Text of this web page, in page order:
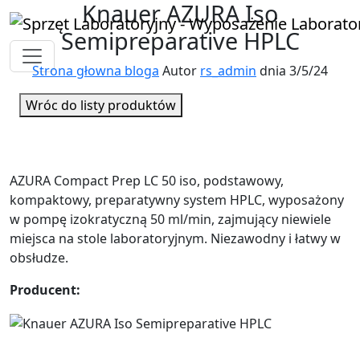
Knauer AZURA Iso
Semipreparative HPLC
Strona głowna bloga Autor rs_admin dnia 3/5/24
Wróc do listy produktów
AZURA Compact Prep LC 50 iso, podstawowy,
kompaktowy, preparatywny system HPLC, wyposażony
w pompę izokratyczną 50 ml/min, zajmujący niewiele
miejsca na stole laboratoryjnym. Niezawodny i łatwy w
obsłudze.
Producent: